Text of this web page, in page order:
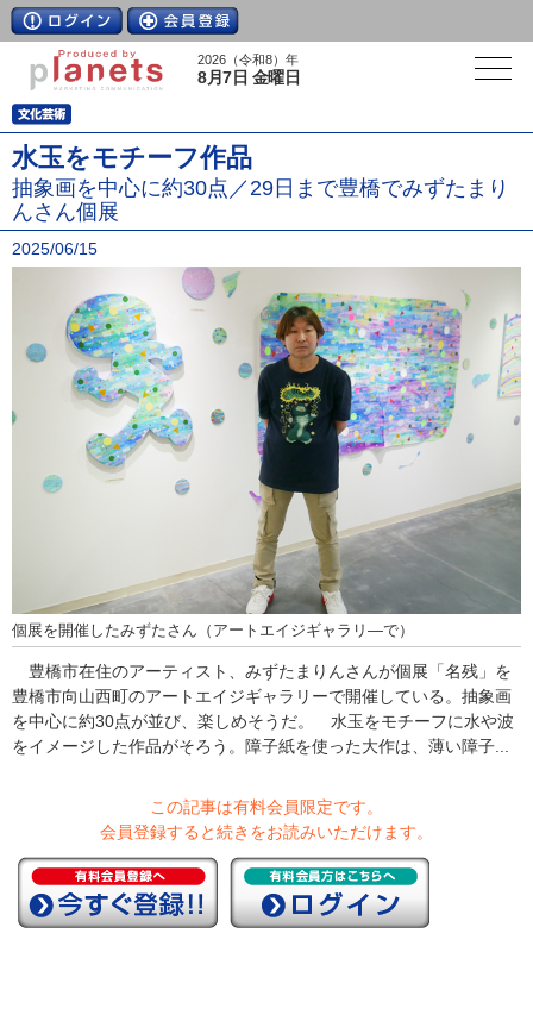
2026（令和8）年
8月7日 金曜日
水玉をモチーフ作品
抽象画を中心に約30点／29日まで豊橋でみずたまり
んさん個展
2025/06/15
個展を開催したみずたさん（アートエイジギャラリ―で）
豊橋市在住のアーティスト、みずたまりんさんが個展「名残」を
豊橋市向山西町のアートエイジギャラリーで開催している。抽象画
を中心に約30点が並び、楽しめそうだ。 水玉をモチーフに水や波
をイメージした作品がそろう。障子紙を使った大作は、薄い障子...
この記事は有料会員限定です。
会員登録すると続きをお読みいただけます。